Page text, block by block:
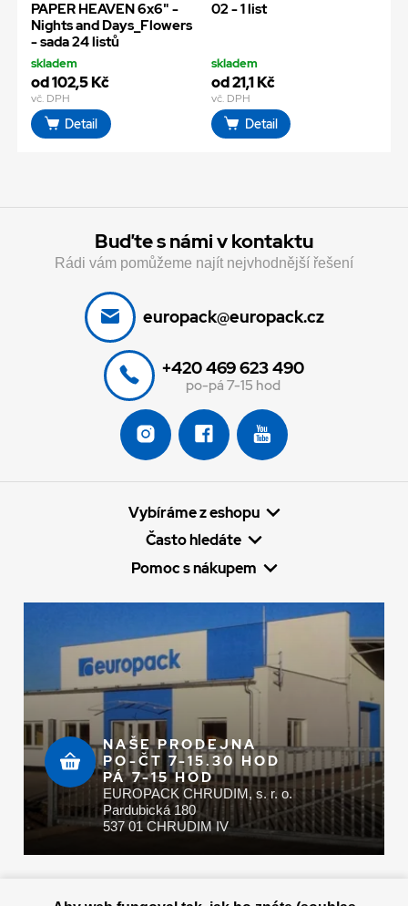
PAPER HEAVEN 6x6" -
Nights and Days_Flowers
- sada 24 listů
skladem
od 102,5 Kč
vč. DPH
Detail
02 - 1 list
skladem
od 21,1 Kč
vč. DPH
Detail
Buďte s námi v kontaktu
Rádi vám pomůžeme najít nejvhodnější řešení
europack@europack.cz
+420 469 623 490
po-pá 7-15 hod
Vybíráme z eshopu
Často hledáte
Pomoc s nákupem
NAŠE PRODEJNA
PO-ČT 7-15.30 HOD
PÁ 7-15 HOD
EUROPACK CHRUDIM, s. r. o.
Pardubická 180
537 01 CHRUDIM IV